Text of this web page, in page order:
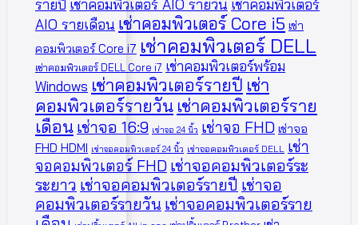
รายปี เช่าคอมพิวเตอร์ AIO รายวัน เช่าคอมพิวเตอร์
AIO รายเดือน เช่าคอมพิวเตอร์ Core i5 เช่า
คอมพิวเตอร์ Core i7 เช่าคอมพิวเตอร์ DELL
เช่าคอมพิวเตอร์ DELL Core i7 เช่าคอมพิวเตอร์พร้อม
Windows เช่าคอมพิวเตอร์รายปี เช่า
คอมพิวเตอร์รายวัน เช่าคอมพิวเตอร์ราย
เดือน เช่าจอ 16:9 เช่าจอ 24 นิ้ว เช่าจอ FHD เช่าจอ
FHD HDMI เช่าจอคอมพิวเตอร์ 24 นิ้ว เช่าจอคอมพิวเตอร์ DELL
เช่า
จอคอมพิวเตอร์ FHD เช่าจอคอมพิวเตอร์ระ
ระยาว เช่าจอคอมพิวเตอร์รายปี เช่าจอ
คอมพิวเตอร์รายวัน เช่าจอคอมพิวเตอร์ราย